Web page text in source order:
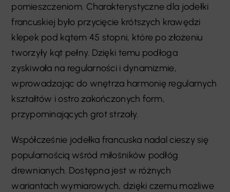
pomieszczeniom. Charakterystyczne dla jodełki
francuskiej było przycięcie krótszych krawędzi
klepek pod kątem 45 stopni, które po złożeniu
tworzyły kąt pełny. Dzięki temu podłoga
zyskiwała na regularności i dynamizmie,
wprowadzając do wnętrza harmonię regularnych
kształtów i ostro zakończonych form,
przypominających grot strzały.
Współcześnie jodełka francuska nadal cieszy się
popularnością wśród miłośników podłóg
drewnianych. Dostępna jest w różnych
wariantach wymiarowych, dzięki czemu możliwe